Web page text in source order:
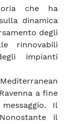
che ha
dinamica
degli
rinnovabili
impianti
a fine
Il
il